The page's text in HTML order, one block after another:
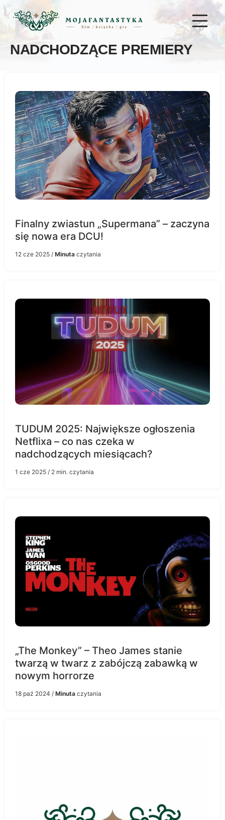
NADCHODZĄCE PREMIERY
Finalny zwiastun „Supermana” – zaczyna
się nowa era DCU!
12 cze 2025 / Minuta czytania
TUDUM 2025: Największe ogłoszenia
Netflixa – co nas czeka w
nadchodzących miesiącach?
1 cze 2025 / 2 min. czytania
„The Monkey” – Theo James stanie
twarzą w twarz z zabójczą zabawką w
nowym horrorze
18 paź 2024 / Minuta czytania